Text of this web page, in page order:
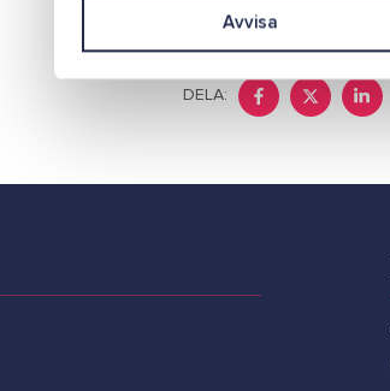
s
Avvisa
Fiskeregler
DELA: